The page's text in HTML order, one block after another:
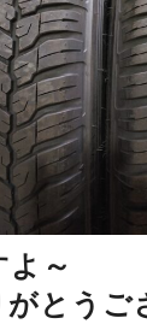
～
がとうご